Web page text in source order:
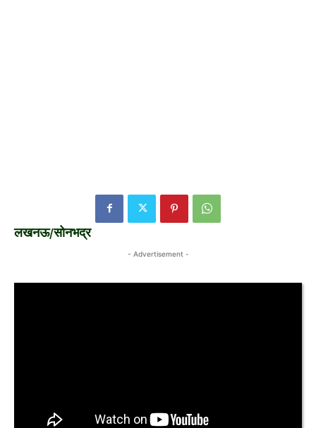
लखनऊ/सोनभद्र
- Advertisement -